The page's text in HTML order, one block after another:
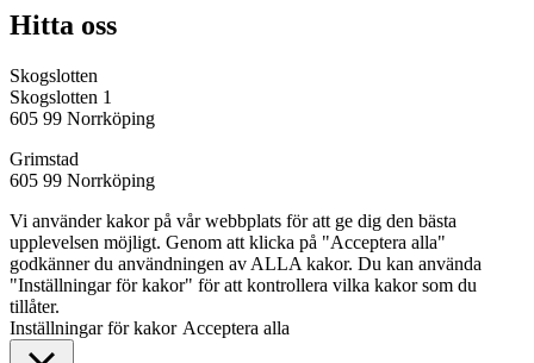
Hitta oss
Skogslotten
Skogslotten 1
605 99 Norrköping
Grimstad
605 99 Norrköping
Vi använder kakor på vår webbplats för att ge dig den bästa
upplevelsen möjligt. Genom att klicka på "Acceptera alla"
godkänner du användningen av ALLA kakor. Du kan använda
"Inställningar för kakor" för att kontrollera vilka kakor som du
tillåter.
Inställningar för kakor Acceptera alla